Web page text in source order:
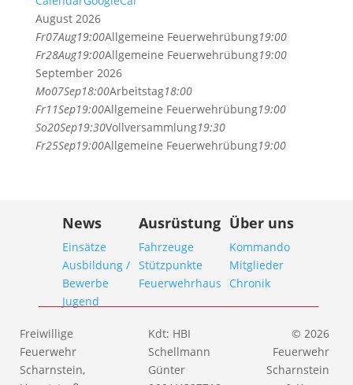
August 2026
Fr07Aug19:00Allgemeine Feuerwehrübung19:00
Fr28Aug19:00Allgemeine Feuerwehrübung19:00
September 2026
Mo07Sep18:00Arbeitstag18:00
Fr11Sep19:00Allgemeine Feuerwehrübung19:00
So20Sep19:30Vollversammlung19:30
Fr25Sep19:00Allgemeine Feuerwehrübung19:00
News
Einsätze
Ausbildung /
Bewerbe
Jugend
Ausrüstung
Fahrzeuge
Stützpunkte
Feuerwehrhaus
Über uns
Kommando
Mitglieder
Chronik
Freiwillige
Feuerwehr
Scharnstein,
Kdt: HBI
Schellmann
Günter
© 2026
Feuerwehr
Scharnstein